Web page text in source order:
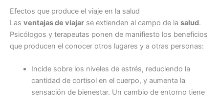
Efectos que produce el viaje en la salud
Las ventajas de viajar se extienden al campo de la salud.
Psicólogos y terapeutas ponen de manifiesto los beneficios
que producen el conocer otros lugares y a otras personas:
Incide sobre los niveles de estrés, reduciendo la
cantidad de cortisol en el cuerpo, y aumenta la
sensación de bienestar. Un cambio de entorno tiene